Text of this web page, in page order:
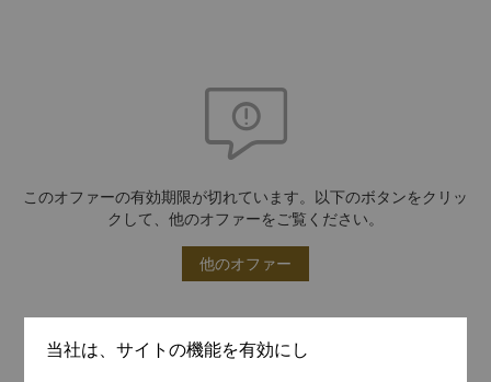
このオファーの有効期限が切れています。以下のボタンをクリッ
クして、他のオファーをご覧ください。
他のオファー
当社は、サイトの機能を有効にし